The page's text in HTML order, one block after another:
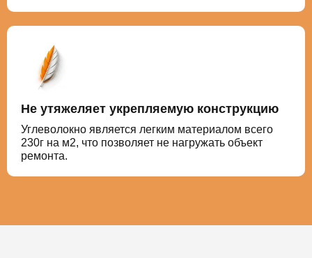
Не утяжеляет укрепляемую конструкцию
Углеволокно является легким материалом всего
230г на м2, что позволяет не нагружать объект
ремонта.